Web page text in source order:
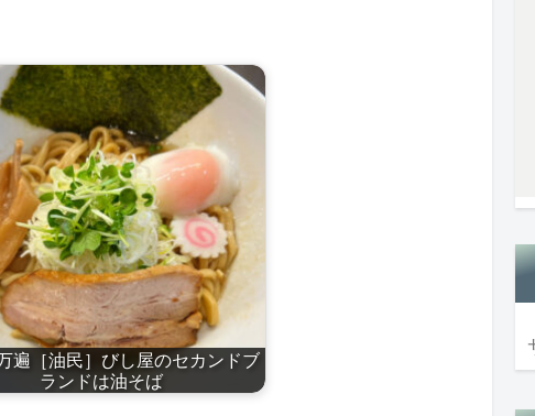
遍［油民］びし屋のセカンドブ
ランドは油そば